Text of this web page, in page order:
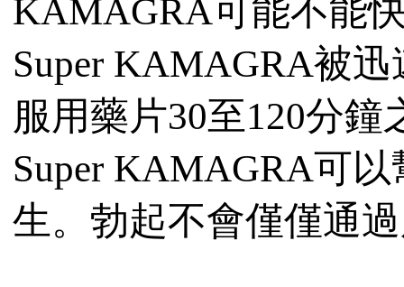
KAMAGRA可能不能
Super KAMAGRA被
服用藥片30至120分鐘
Super KAMAGRA可
生。勃起不會僅僅通